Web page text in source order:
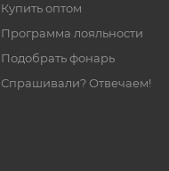
Купить оптом
Программа лояльности
Подобрать фонарь
Спрашивали? Отвечаем!